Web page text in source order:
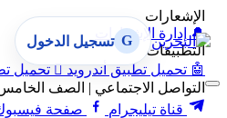
الإشعارات
🔔 إدارة الإشعارات
التطبيقات
🤖 تحميل تطبيق أندرويد  تحميل
التواصل الاجتماعي | الصف
قناة تيليجرام
صفحة
G تسجيل الدخول